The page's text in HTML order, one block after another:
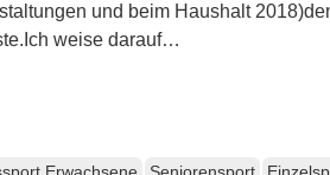
und beim Haushalt
weise darauf…